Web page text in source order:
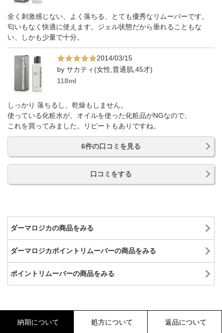
全く刺激感じない、よく落ちる、とても優秀なリムーバーです。
匂いもなく快適に使えます。ジェル状態だから垂れることもな
い、しかも少量で十分。
2014/03/15
by サカティ(女性,普通肌,45才)
118ml
しっかり 落ちるし、乾燥もしません。
使っている化粧水が、オイルを使った化粧品がNGなので、
これを買ってみました。リピートもありですね。
6件の口コミを見る
口コミをする
ダーマロジカの商品をみる
ダーマロジカポイントリムーバーの商品をみる
ポイントリムーバーの商品をみる
納期について 処方について 返品について